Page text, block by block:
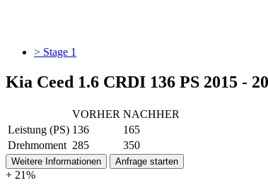
> Stage 1
Kia Ceed 1.6 CRDI 136 PS 2015 -
VORHER NACHHER
Leistung (PS) 136
165
Drehmoment 285 350
Weitere Informationen Anfrage starten
+ 21%